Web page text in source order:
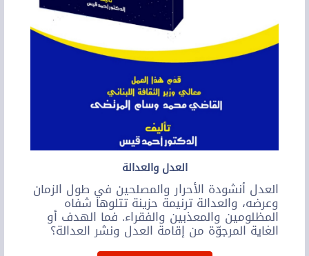
العدل والعدالة
العدل أنشودة الأحرار والمصلحين في طول الزمان
وعرضه، والعدالة ترنيمة حزينة تتلوها شفاه
المظلومين والمعذبين والفقراء. فما الهدف أو
الغاية المرجوّة من إقامة العدل ونشر العدالة؟